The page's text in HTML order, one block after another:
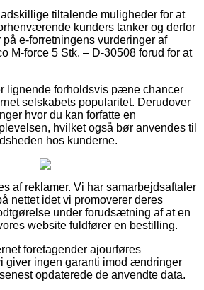
tiltalende muligheder for at
kunders tanker og derfor
e-forretningens vurderinger af
M-force 5 Stk. – D-30508 forud for at
lignende forholdsvis pæne chancer
selskabets popularitet. Derudover
hvor du kan forfatte en
hvilket også bør anvendes til
hos kunderne.
af reklamer. Vi har samarbejdsaftaler
nettet idet vi promoverer deres
under forudsætning af at en
website fuldfører en bestilling.
foretagender ajourføres
giver ingen garanti imod ændringer
opdaterede de anvendte data.